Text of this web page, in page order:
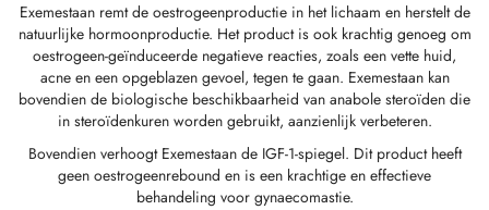
Exemestaan remt de oestrogeenproductie in het lichaam en herstelt de
natuurlijke hormoonproductie. Het product is ook krachtig genoeg om
oestrogeen-geïnduceerde negatieve reacties, zoals een vette huid,
acne en een opgeblazen gevoel, tegen te gaan. Exemestaan kan
bovendien de biologische beschikbaarheid van anabole steroïden die
in steroïdenkuren worden gebruikt, aanzienlijk verbeteren.
Bovendien verhoogt Exemestaan de IGF-1-spiegel. Dit product heeft
geen oestrogeenrebound en is een krachtige en effectieve
behandeling voor gynaecomastie.
🇪🇺
INT. 🌍
🇪🇺
🇺🇸
USA 🇺🇸
USA 🇺🇸
INT. 🌍
INT. 🌍
🇪🇺 🌍
SHREE/ POWERBOLIC – Azië 🇺🇸 🌍
PHARMA 🇪🇺🌍
(Equipoise)
Durabolin (nandrolondecanoaat)
Injecteerbaar (Methandienone)
(injectie)
Enanthate
(Trenbolone Hexa)
Cypionate
Enanthate
Dianabol (Methandienone)
(Fluoxymesteron)
(Methasteron)
T3 / T4
(Aromasine)
Gonadotropine
(Femara)
(menselijke Groeihormonen)
Water
Ligandrol
– Ostarine
– Ibutamoren
– Testolone
Pakket
Pakket
Spiermassa-Toename
– Veelgestelde Vragen
Mijn Bestelling
Voor Mijn Bestelling
Mijn Betaling